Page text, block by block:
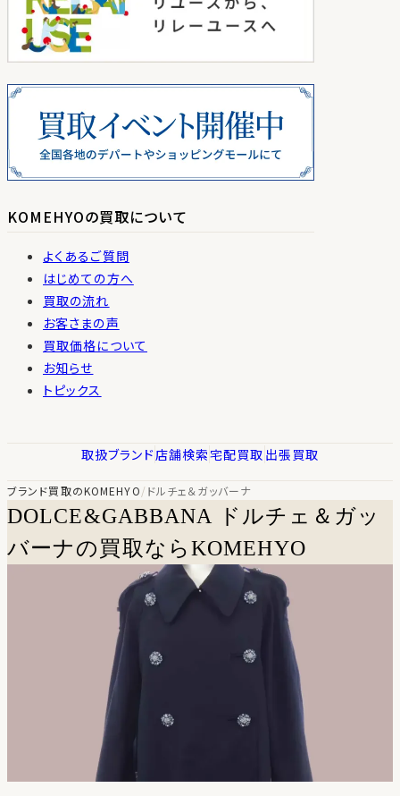
KOMEHYOの買取について
よくあるご質問
はじめての方へ
買取の流れ
お客さまの声
買取価格について
お知らせ
トピックス
取扱ブランド店舗検索宅配買取 出張買取
ブランド買取のKOMEHYO/ ドルチェ＆ガッバーナ
DOLCE&GABBANA
ドルチェ＆ガッ
バーナの買取ならKOMEHYO